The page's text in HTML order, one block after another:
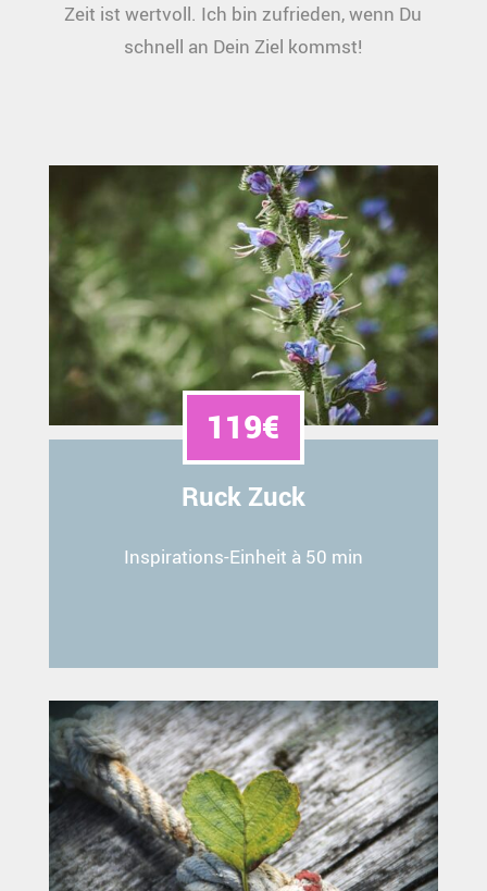
Zeit ist wertvoll. Ich bin zufrieden, wenn Du
schnell an Dein Ziel kommst!
119€
Ruck Zuck
Inspirations-Einheit à 50 min